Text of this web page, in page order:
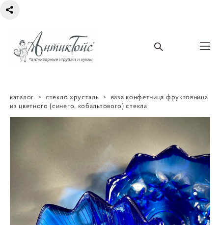
каталог > стекло хрусталь >
ваза конфетница фруктовница
из цветного (синего, кобальтового) стекла